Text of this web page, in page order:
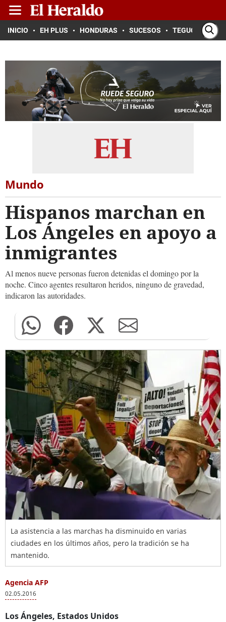
INICIO EH PLUS HONDURAS SUCESOS TEGUCIGALPA
Mundo
Hispanos marchan en
Los Ángeles en apoyo a
inmigrantes
Al menos nueve personas fueron detenidas el domingo por la
noche. Cinco agentes resultaron heridos, ninguno de gravedad,
indicaron las autoridades.
La asistencia a las marchas ha disminuido en varias
ciudades en los últimos años, pero la tradición se ha
mantenido.
Agencia AFP
02.05.2016
Los Ángeles, Estados Unidos